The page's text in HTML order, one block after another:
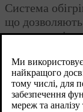
Оновлено
Система
що
та пасажирів